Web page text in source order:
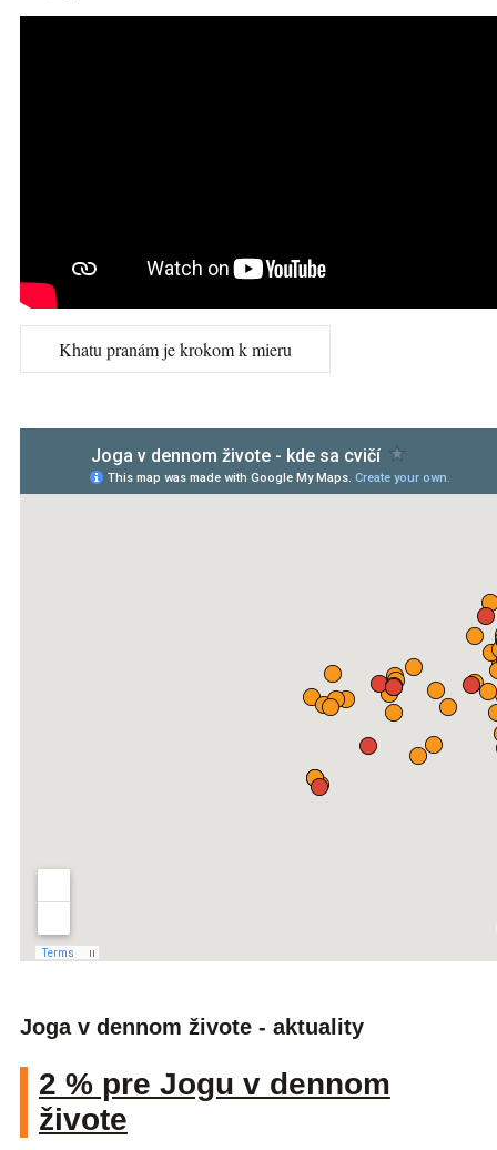
Khatu pranám je krokom k mieru
Joga v dennom živote - aktuality
2 % pre Jogu v dennom
živote